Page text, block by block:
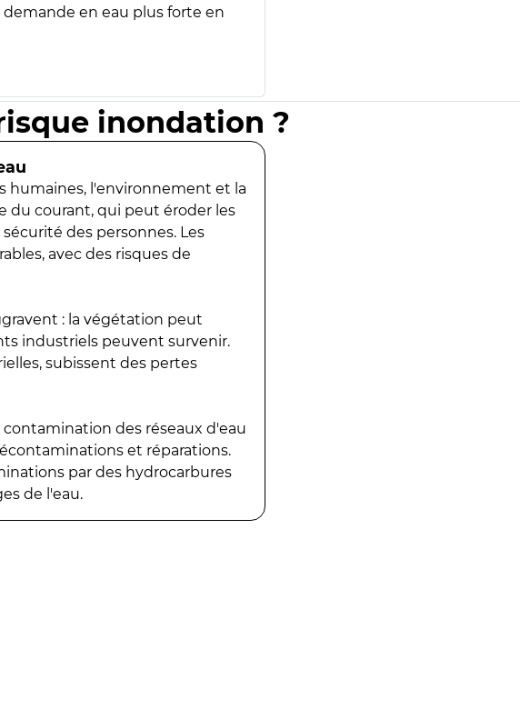
en eau plus forte en
inondation ?
humaines, l'environnement et la
du courant, qui peut éroder les
des personnes. Les
avec des risques de
: la végétation peut
industriels peuvent survenir.
subissent des pertes
des réseaux d'eau
et réparations.
par des hydrocarbures
de l'eau.